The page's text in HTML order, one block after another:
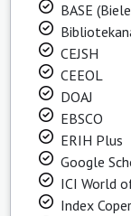
BASE
CEJSH
CEEOL
DOAJ
EBSCO
ERIH Plus
Google
ICI World
Index